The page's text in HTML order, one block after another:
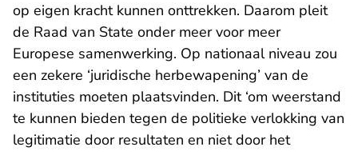
op eigen kracht kunnen onttrekken. Daarom pleit
de Raad van State onder meer voor meer
Europese samenwerking. Op nationaal niveau zou
een zekere ‘juridische herbewapening’ van de
instituties moeten plaatsvinden. Dit ‘om weerstand
te kunnen bieden tegen de politieke verlokking van
legitimatie door resultaten en niet door het